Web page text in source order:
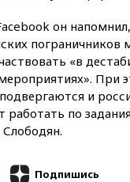
он
пограничников
«в
При
и
работать по
Подпишись